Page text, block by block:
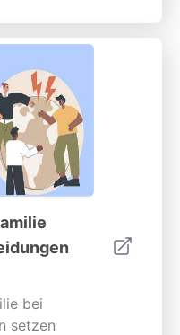
bei
setzen